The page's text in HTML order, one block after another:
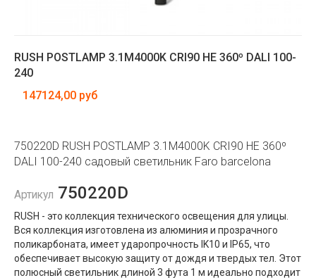
RUSH POSTLAMP 3.1M4000K CRI90 HE 360º DALI 100-
240
147124,00 руб
750220D RUSH POSTLAMP 3.1M4000K CRI90 HE 360º
DALI 100-240 садовый светильник Faro barcelona
Артикул 750220D
RUSH - это коллекция технического освещения для улицы.
Вся коллекция изготовлена ​​из алюминия и прозрачного
поликарбоната, имеет ударопрочность IK10 и IP65, что
обеспечивает высокую защиту от дождя и твердых тел. Этот
полюсный светильник длиной 3 фута 1 м идеально подходит